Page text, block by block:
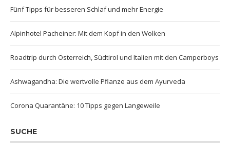
Fünf Tipps für besseren Schlaf und mehr Energie
Alpinhotel Pacheiner: Mit dem Kopf in den Wolken
Roadtrip durch Österreich, Südtirol und Italien mit den Camperboys
Ashwagandha: Die wertvolle Pflanze aus dem Ayurveda
Corona Quarantäne: 10 Tipps gegen Langeweile
SUCHE